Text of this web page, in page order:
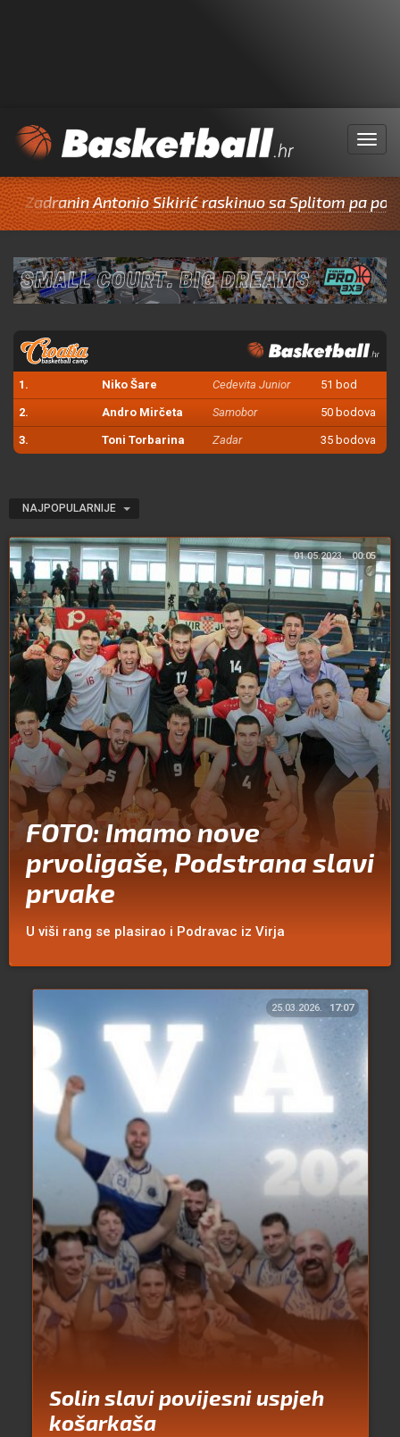
Menu
Antonio Sikirić raskinuo sa Splitom pa potpisao
1. Niko Šare Cedevita Junior 51 bod
2. Andro Mirčeta Samobor 50 bodova
3. Toni Torbarina Zadar 35 bodova
NAJPOPULARNIJE
01.05.2023. 00:05
FOTO: Imamo nove
prvoligaše, Podstrana slavi
prvake
U viši rang se plasirao i Podravac iz Virja
25.03.2026. 17:07
Solin slavi povijesni uspjeh
košarkaša